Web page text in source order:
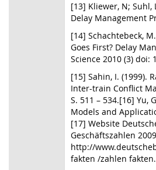
[13] Kliewer, N;
Delay Management
[14] Schachtebeck,
Goes First? Delay
Science 2010 (3) doi:
[15] Sahin, I. (1999).
Inter-train Conflict
S. 511 – 534.[16] Yu,
Models and
[17] Website
Geschäftszahlen
http://
fakten /zahlen